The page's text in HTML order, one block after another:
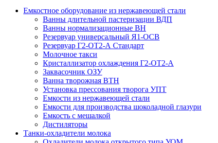
Емкостное оборудование из нержавеющей стали
Ванны длительной пастеризации ВДП
Ванны нормализационные ВН
Резервуар универсальный Я1-ОСВ
Резервуар Г2-ОТ2-А Стандарт
Молочное такси
Кристаллизатор охлаждения Г2-ОТ2-А
Заквасочник ОЗУ
Ванна творожная ВТН
Установка прессования творога УПТ
Емкости из нержавеющей стали
Емкости для производства шоколадной глазури
Емкость с мешалкой
Дистиляторы
Танки-охладители молока